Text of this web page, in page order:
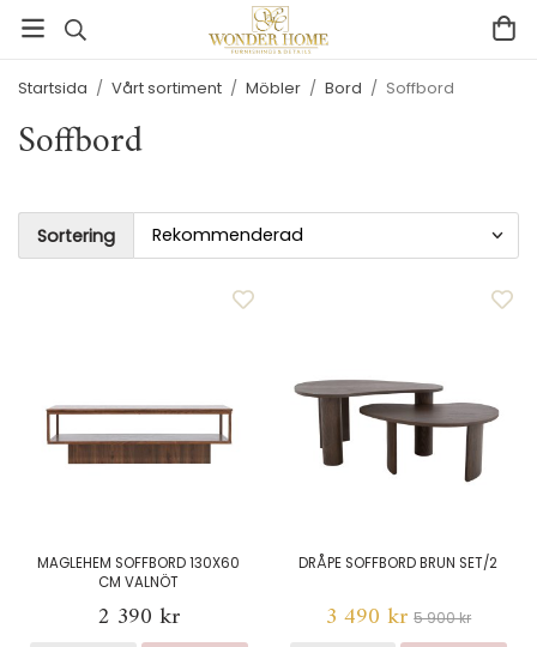
Startsida / Vårt sortiment / Möbler / Bord / Soffbord
Soffbord
Sortering
MAGLEHEM SOFFBORD 130X60
CM VALNÖT
2 390 kr
DRÅPE SOFFBORD BRUN SET/2
3 490 kr 5 900 kr